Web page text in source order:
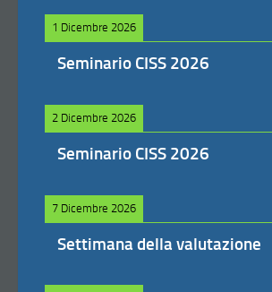
1 Dicembre 2026
Seminario CISS 2026
2 Dicembre 2026
Seminario CISS 2026
7 Dicembre 2026
Settimana della valutazione